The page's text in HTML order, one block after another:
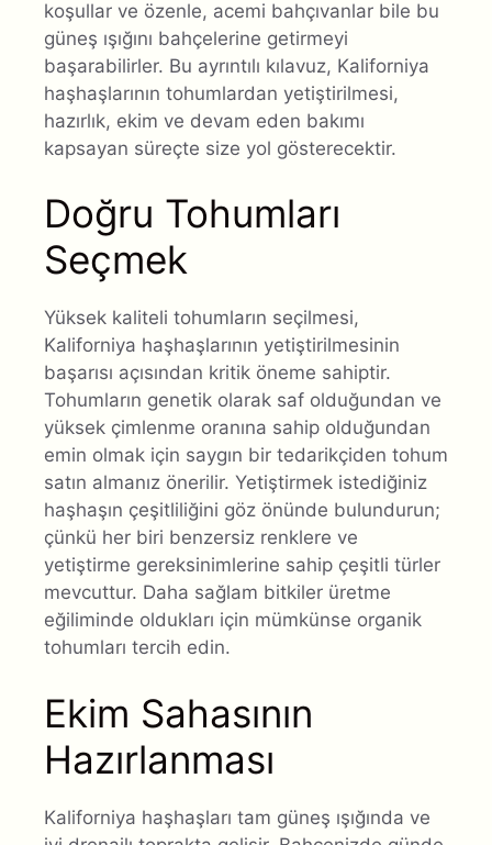
koşullar ve özenle, acemi bahçıvanlar bile bu
güneş ışığını bahçelerine getirmeyi
başarabilirler. Bu ayrıntılı kılavuz, Kaliforniya
haşhaşlarının tohumlardan yetiştirilmesi,
hazırlık, ekim ve devam eden bakımı
kapsayan süreçte size yol gösterecektir.
Doğru Tohumları
Seçmek
Yüksek kaliteli tohumların seçilmesi,
Kaliforniya haşhaşlarının yetiştirilmesinin
başarısı açısından kritik öneme sahiptir.
Tohumların genetik olarak saf olduğundan ve
yüksek çimlenme oranına sahip olduğundan
emin olmak için saygın bir tedarikçiden tohum
satın almanız önerilir. Yetiştirmek istediğiniz
haşhaşın çeşitliliğini göz önünde bulundurun;
çünkü her biri benzersiz renklere ve
yetiştirme gereksinimlerine sahip çeşitli türler
mevcuttur. Daha sağlam bitkiler üretme
eğiliminde oldukları için mümkünse organik
tohumları tercih edin.
Ekim Sahasının
Hazırlanması
Kaliforniya haşhaşları tam güneş ışığında ve